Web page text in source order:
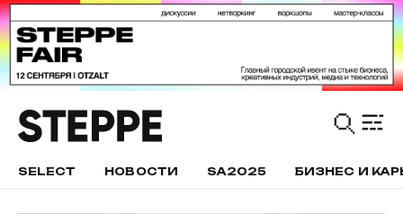
SELECT НОВОСТИ SA2025 БИЗНЕС И